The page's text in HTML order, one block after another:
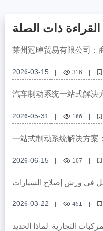
القراءة ذات الصلة
莱州冠晫贸易有限公司：
2026-03-15 | 316 |
刹车系统解决方案
IATF
汽车制动系统一站式解决
2026-05-31 | 186 |
汽车制动系统
一站式解决方案
一站式制动系统解决方案
2026-06-15 | 107 |
一站式制动系统解决方案
汽车
في ورش إصلاح السيارات
نفاد المخزون وتكدسه
2026-03-22 | 451
|
ورشة إصلاح السيارات الأوروبية
دليل تخزين أقراص الفرامل
التجارية: لماذا الحديد